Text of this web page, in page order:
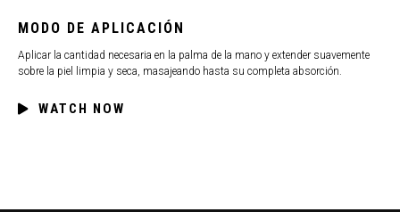
MODO DE APLICACIÓN
Aplicar la cantidad necesaria en la palma de la mano y extender suavemente
sobre la piel limpia y seca, masajeando hasta su completa absorción.
WATCH NOW